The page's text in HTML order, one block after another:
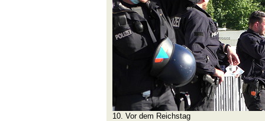
10. Vor dem Reichstag